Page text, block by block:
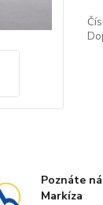
Poznáte
Markíza